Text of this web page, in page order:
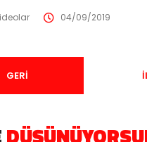
04/09/2019
GERI